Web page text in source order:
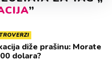
”
diže prašinu: Morate
dolara?